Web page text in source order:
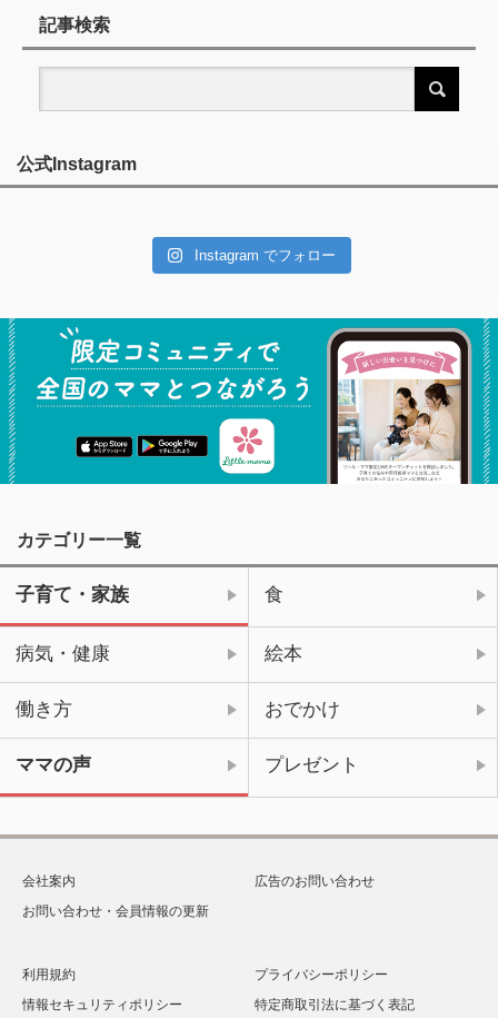
記事検索
公式Instagram
Instagram でフォロー
カテゴリー一覧
子育て・家族 食
病気・健康 絵本
働き方 おでかけ
ママの声 プレゼント
会社案内
広告のお問い合わせ
お問い合わせ・会員情報の更新
利用規約
プライバシーポリシー
情報セキュリティポリシー
特定商取引法に基づく表記